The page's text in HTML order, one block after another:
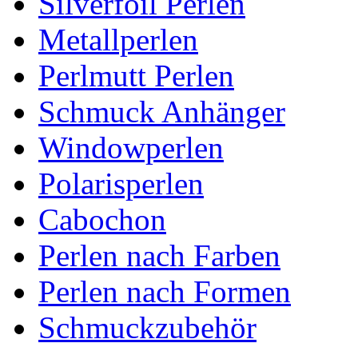
Metallperlen
Perlmutt Perlen
Schmuck Anhänger
Windowperlen
Polarisperlen
Cabochon
Perlen nach Farben
Perlen nach Formen
Schmuckzubehör